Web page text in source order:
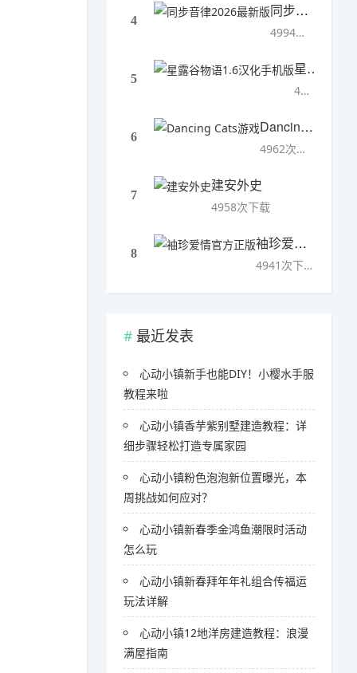
4
同步音律2026最新版
4994次下载
5
星露谷物语1.6汉化手机版
4993次下载
6
Dancing Cats游戏
4962次下载
7
建安外史
4958次下载
8
袖珍爱情官方正版
4941次下载
最近发表
心动小镇新手也能DIY！小樱水手服
教程来啦
心动小镇香芋紫别墅建造教程：详
细步骤轻松打造专属家园
心动小镇粉色泡泡新位置曝光，本
周挑战如何应对？
心动小镇新春季金鸿鱼潮限时活动
怎么玩
心动小镇新春拜年年礼组合传福运
玩法详解
心动小镇12地洋房建造教程：浪漫
满屋指南